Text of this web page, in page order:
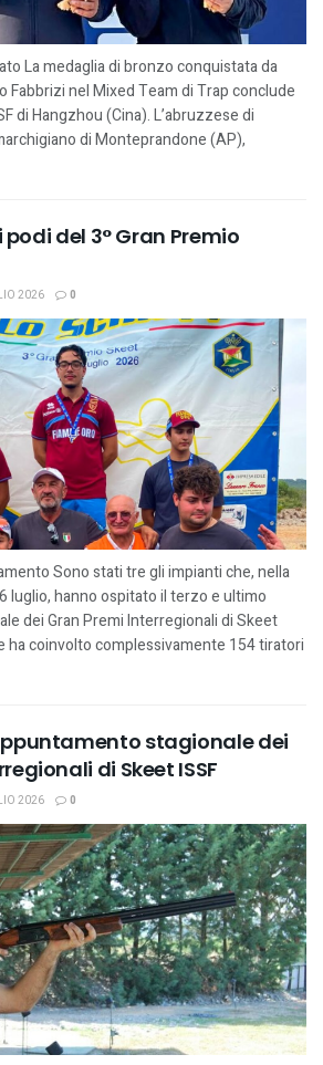
La medaglia di bronzo conquistata da
Fabbrizi nel Mixed Team di Trap conclude
di Hangzhou (Cina). L’abruzzese di
di Monteprandone (AP),
podi del 3° Gran Premio
2026 0
Sono stati tre gli impianti che, nella
luglio, hanno ospitato il terzo e ultimo
dei Gran Premi Interregionali di Skeet
ha coinvolto complessivamente 154 tiratori
stagionale dei
di Skeet ISSF
2026 0